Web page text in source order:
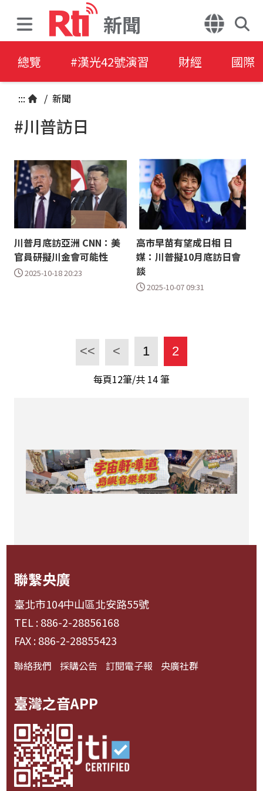
新聞
總覽 #漢光42號演習 財經 國際
::: / 新聞
#川普訪日
川普月底訪亞洲 CNN：美
官員研擬川金會可能性
2025-10-18 20:23
高市早苗有望成日相 日
媒：川普擬10月底訪日會
談
2025-10-07 09:31
<< < 1 2
每頁12筆/共 14筆
聯繫央廣
臺北市104中山區北安路55號
TEL : 886-2-28856168
FAX : 886-2-28855423
聯絡我們 採購公告 訂閱電子報 央廣社群
臺灣之音APP